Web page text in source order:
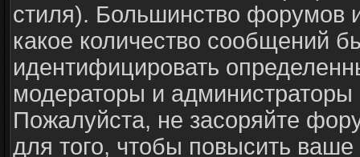
стиля). Большинство форумов
какое количество сообщений
идентифицировать
модераторы и
Пожалуйста, не засоряйте
для того, чтобы повысить